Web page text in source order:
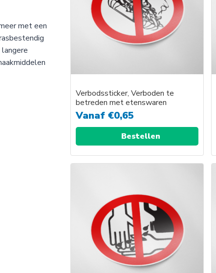
met een
Verbodssticker, Verboden te
betreden met etenswaren
Vanaf€0,65
Bestellen